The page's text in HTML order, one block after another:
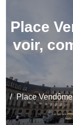
Place
voir,
Place